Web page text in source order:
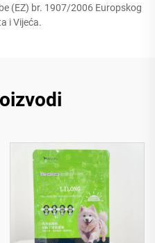
(EZ) br. 1907/2006 Europskog
i Vijeća.